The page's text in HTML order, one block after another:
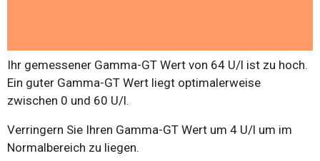
Ihr gemessener Gamma-GT Wert von 64 U/l ist zu hoch.
Ein guter Gamma-GT Wert liegt optimalerweise
zwischen 0 und 60 U/l.
Verringern Sie Ihren Gamma-GT Wert um 4 U/l um im
Normalbereich zu liegen.